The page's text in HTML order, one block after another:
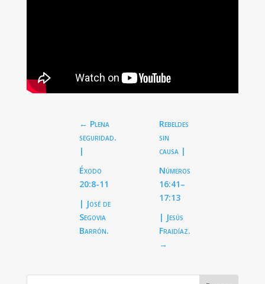
← Plena
seguridad.
|
Éxodo
20:8-11
| José de
Segovia
Barrón.
Rebeldes
sin
causa |
Números
16:41–
17:13
| Jesús
Fraidíaz.
→